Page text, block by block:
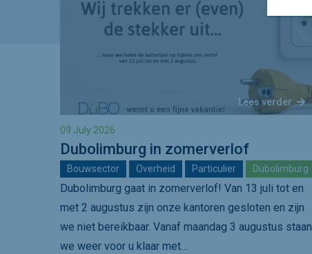
Lees verder
09 July 2026
Dubolimburg in zomerverlof
Bouwsector Overheid Particulier Dubolimburg
Dubolimburg gaat in zomerverlof! Van 13 juli tot en
met 2 augustus zijn onze kantoren gesloten en zijn
we niet bereikbaar. Vanaf maandag 3 augustus staan
we weer voor u klaar met…